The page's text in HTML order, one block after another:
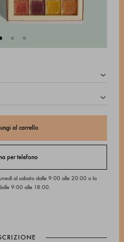
al carrello
per telefono
al sabato dalle 9:00 alle 20:00 o la
9:00 alle 18:00.